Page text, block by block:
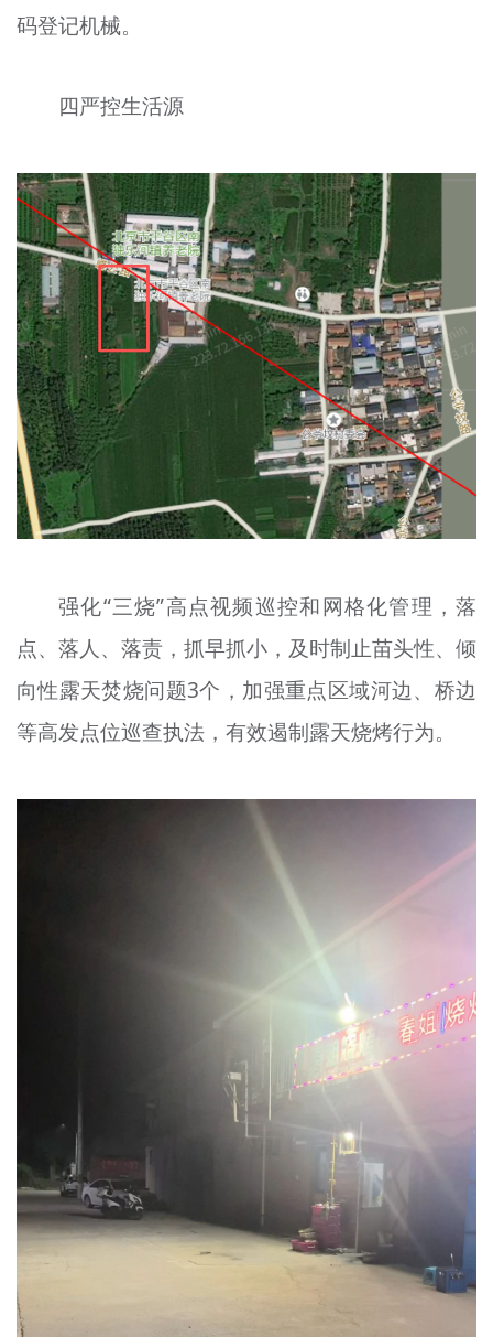
码登记机械。
四严控生活源
强化“三烧”高点视频巡控和网格化管理，落
点、落人、落责，抓早抓小，及时制止苗头性、倾
向性露天焚烧问题3个，加强重点区域河边、桥边
等高发点位巡查执法，有效遏制露天烧烤行为。